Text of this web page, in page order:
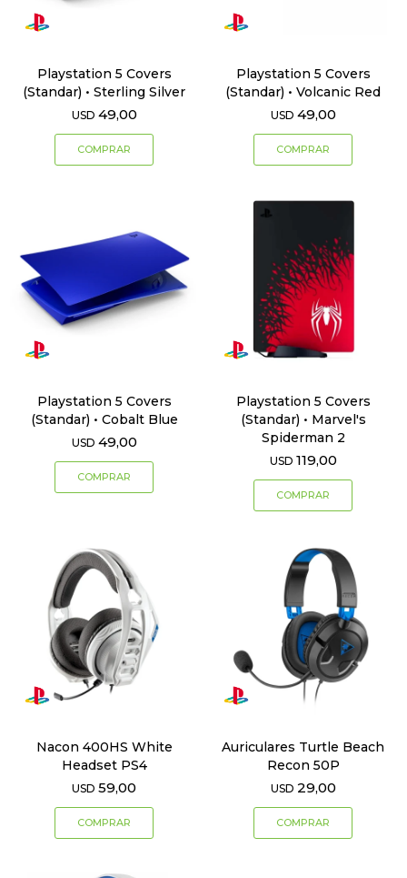
Playstation 5 Covers
(Standar) • Sterling Silver
USD 49,00
Playstation 5 Covers
(Standar) • Volcanic Red
USD 49,00
Playstation 5 Covers
(Standar) • Cobalt Blue
USD 49,00
Playstation 5 Covers
(Standar) • Marvel's
Spiderman 2
USD 119,00
Nacon 400HS White
Headset PS4
USD 59,00
Auriculares Turtle Beach
Recon 50P
USD 29,00